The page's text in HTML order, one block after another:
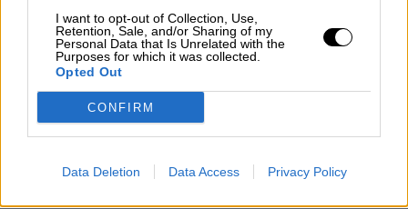
I want to opt-out of Collection, Use,
Retention, Sale, and/or Sharing of my
Personal Data that Is Unrelated with the
Purposes for which it was collected.
Opted Out
CONFIRM
Data Deletion Data Access Privacy Policy
LABERINTO ESPAÑOL |
Mediaset España invita a reflexionar
sobre la migración con el estreno de
la película deADÚ
Paolo Vasile y el presidente de Honor